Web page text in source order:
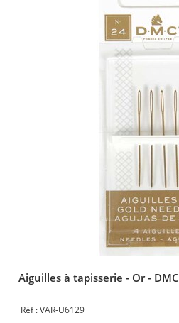
Aiguilles à tapisserie - Or - DMC
VAR-U6129